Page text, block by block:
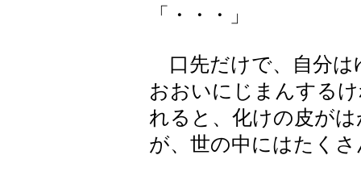
「・・・」
口先だけで、自分は
おおいにじまんする
れると、化けの皮が
が、世の中にはたく